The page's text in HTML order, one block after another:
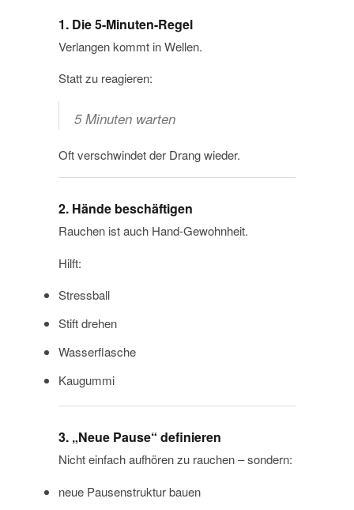
1. Die 5-Minuten-Regel
Verlangen kommt in Wellen.
Statt zu reagieren:
5 Minuten warten
Oft verschwindet der Drang wieder.
2. Hände beschäftigen
Rauchen ist auch Hand-Gewohnheit.
Hilft:
Stressball
Stift drehen
Wasserflasche
Kaugummi
3. „Neue Pause“ definieren
Nicht einfach aufhören zu rauchen – sondern:
neue Pausenstruktur bauen